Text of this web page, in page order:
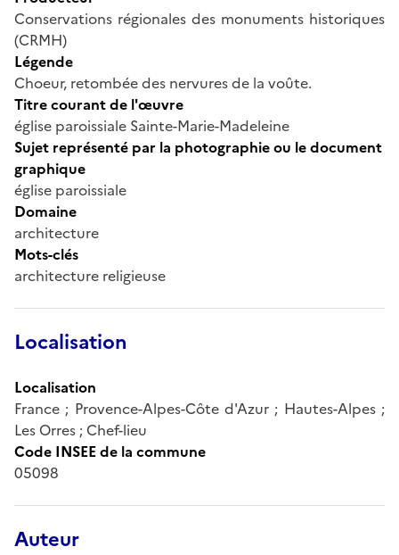
Conservations régionales des monuments historiques
(CRMH)
Légende
Choeur, retombée des nervures de la voûte.
Titre courant de l'œuvre
église paroissiale Sainte-Marie-Madeleine
Sujet représenté par la photographie ou le document
graphique
église paroissiale
Domaine
architecture
Mots-clés
architecture religieuse
Localisation
Localisation
France ; Provence-Alpes-Côte d'Azur ; Hautes-Alpes ;
Les Orres ; Chef-lieu
Code INSEE de la commune
05098
Auteur